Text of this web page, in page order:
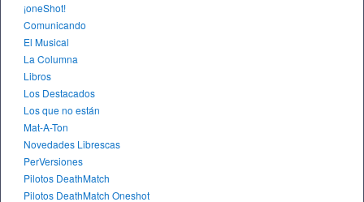
¡oneShot!
Comunicando
El Musical
La Columna
Libros
Los Destacados
Los que no están
Mat-A-Ton
Novedades Librescas
PerVersiones
Pilotos DeathMatch
Pilotos DeathMatch Oneshot